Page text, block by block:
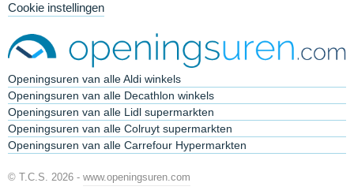
Cookie instellingen
Openingsuren van alle Aldi winkels
Openingsuren van alle Decathlon winkels
Openingsuren van alle Lidl supermarkten
Openingsuren van alle Colruyt supermarkten
Openingsuren van alle Carrefour Hypermarkten
© T.C.S. 2026 - www.openingsuren.com